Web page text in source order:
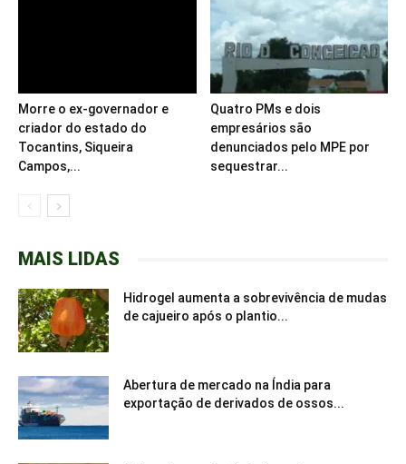
Morre o ex-governador e
criador do estado do
Tocantins, Siqueira
Campos,...
Quatro PMs e dois
empresários são
denunciados pelo MPE por
sequestrar...
MAIS LIDAS
Hidrogel aumenta a sobrevivência de mudas
de cajueiro após o plantio...
Abertura de mercado na Índia para
exportação de derivados de ossos...